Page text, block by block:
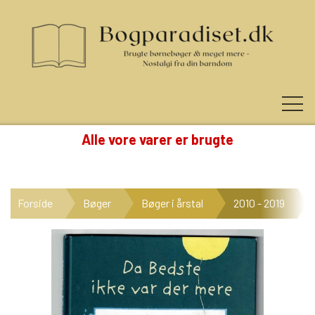
NYHEDER
KATEGORIER
Alle vore varer er brugte
Forside Bøger Bøger i årstal 2010 - 2019